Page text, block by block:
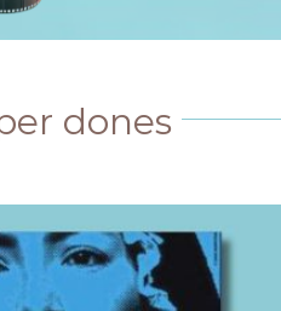
dones